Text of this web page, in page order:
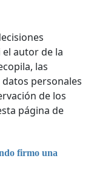
autor de la
las
personales
de los
página de
firmo una